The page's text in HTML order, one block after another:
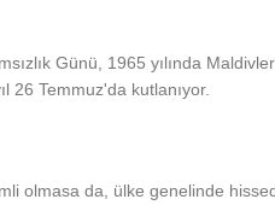
Günü, 1965 yılında
26 Temmuz'da kutlanıyor.
olmasa da, ülke genelinde